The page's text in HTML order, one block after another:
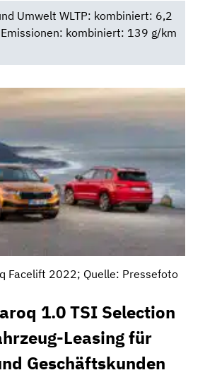
Umwelt WLTP: kombiniert: 6,2
kombiniert: 139 g/km
Facelift 2022; Quelle: Pressefoto
1.0 TSI Selection
Leasing für
Geschäftskunden